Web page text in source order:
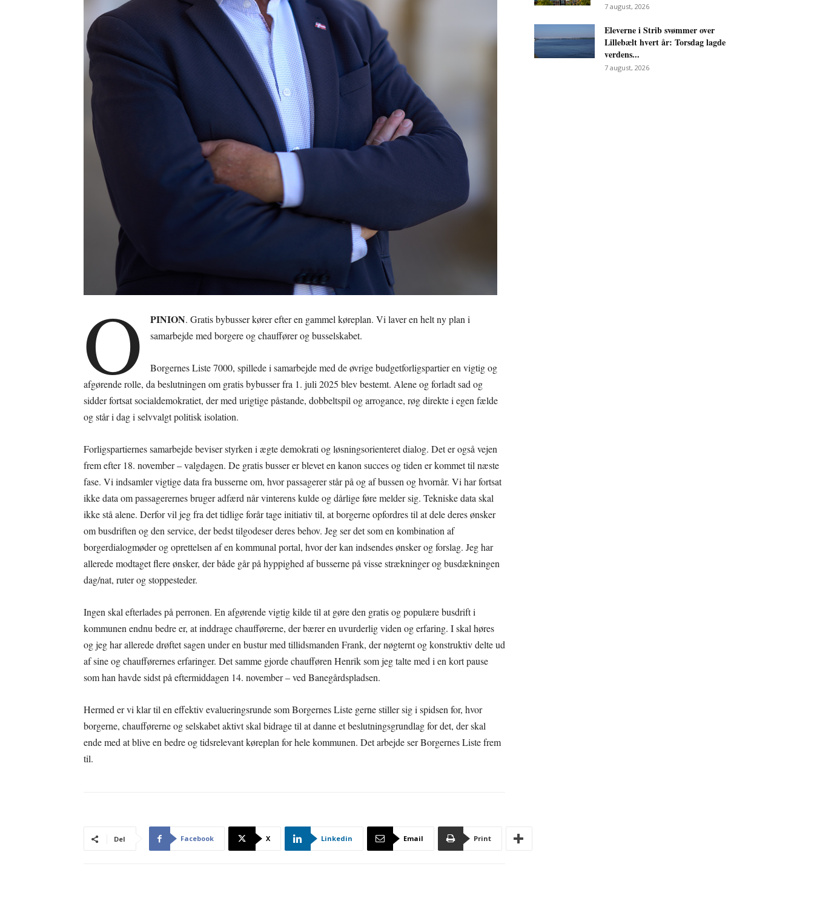
O PINION. Gratis bybusser kører efter en gammel køreplan. Vi laver en helt ny plan i
samarbejde med borgere og chauffører og busselskabet.
Borgernes Liste 7000, spillede i samarbejde med de øvrige budgetforligspartier en vigtig og
afgørende rolle, da beslutningen om gratis bybusser fra 1. juli 2025 blev bestemt. Alene og forladt sad og
sidder fortsat socialdemokratiet, der med urigtige påstande, dobbeltspil og arrogance, røg direkte i egen fælde
og står i dag i selvvalgt politisk isolation.
Forligspartiernes samarbejde beviser styrken i ægte demokrati og løsningsorienteret dialog. Det er også vejen
frem efter 18. november – valgdagen. De gratis busser er blevet en kanon succes og tiden er kommet til næste
fase. Vi indsamler vigtige data fra busserne om, hvor passagerer står på og af bussen og hvornår. Vi har fortsat
ikke data om passagerernes bruger adfærd når vinterens kulde og dårlige føre melder sig. Tekniske data skal
ikke stå alene. Derfor vil jeg fra det tidlige forår tage initiativ til, at borgerne opfordres til at dele deres ønsker
om busdriften og den service, der bedst tilgodeser deres behov. Jeg ser det som en kombination af
borgerdialogmøder og oprettelsen af en kommunal portal, hvor der kan indsendes ønsker og forslag. Jeg har
allerede modtaget flere ønsker, der både går på hyppighed af busserne på visse strækninger og busdækningen
dag/nat, ruter og stoppesteder.
Ingen skal efterlades på perronen. En afgørende vigtig kilde til at gøre den gratis og populære busdrift i
kommunen endnu bedre er, at inddrage chaufførerne, der bærer en uvurderlig viden og erfaring. I skal høres
og jeg har allerede drøftet sagen under en bustur med tillidsmanden Frank, der nøgternt og konstruktiv delte ud
af sine og chaufførernes erfaringer. Det samme gjorde chaufføren Henrik som jeg talte med i en kort pause
som han havde sidst på eftermiddagen 14. november – ved Banegårdspladsen.
Hermed er vi klar til en effektiv evalueringsrunde som Borgernes Liste gerne stiller sig i spidsen for, hvor
borgerne, chaufførerne og selskabet aktivt skal bidrage til at danne et beslutningsgrundlag for det, der skal
ende med at blive en bedre og tidsrelevant køreplan for hele kommunen. Det arbejde ser Borgernes Liste frem
til.
Del Facebook X Linkedin Email Print
7 august, 2026
Eleverne i Strib svømmer over
Lillebælt hvert år: Torsdag lagde
verdens...
7 august, 2026